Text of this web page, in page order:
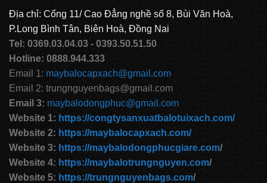
Địa chỉ: Cổng 11/ Cao Đẳng nghề số 8, Bùi Văn Hoà,
P.Long Bình Tân, Biên Hoà, Đồng Nai
Tel: 0369.03.04.03 - 0393.50.51.50
Hotline: 0888.944.333
Email 1: maybalocapxach@gmail.com
Email 2: trungnguyenbags@gmail.com
Email 3: maybalodongphuc@gmail.com
Website 1: https://congtysanxuatbalotuixach.com/
Website 2: https://maybalocapxach.com/
Website 3: https://maybalodongphucgiare.com/
Website 4: https://maybalotrungnguyen.com/
Website 5: https://trungnguyenbags.com/